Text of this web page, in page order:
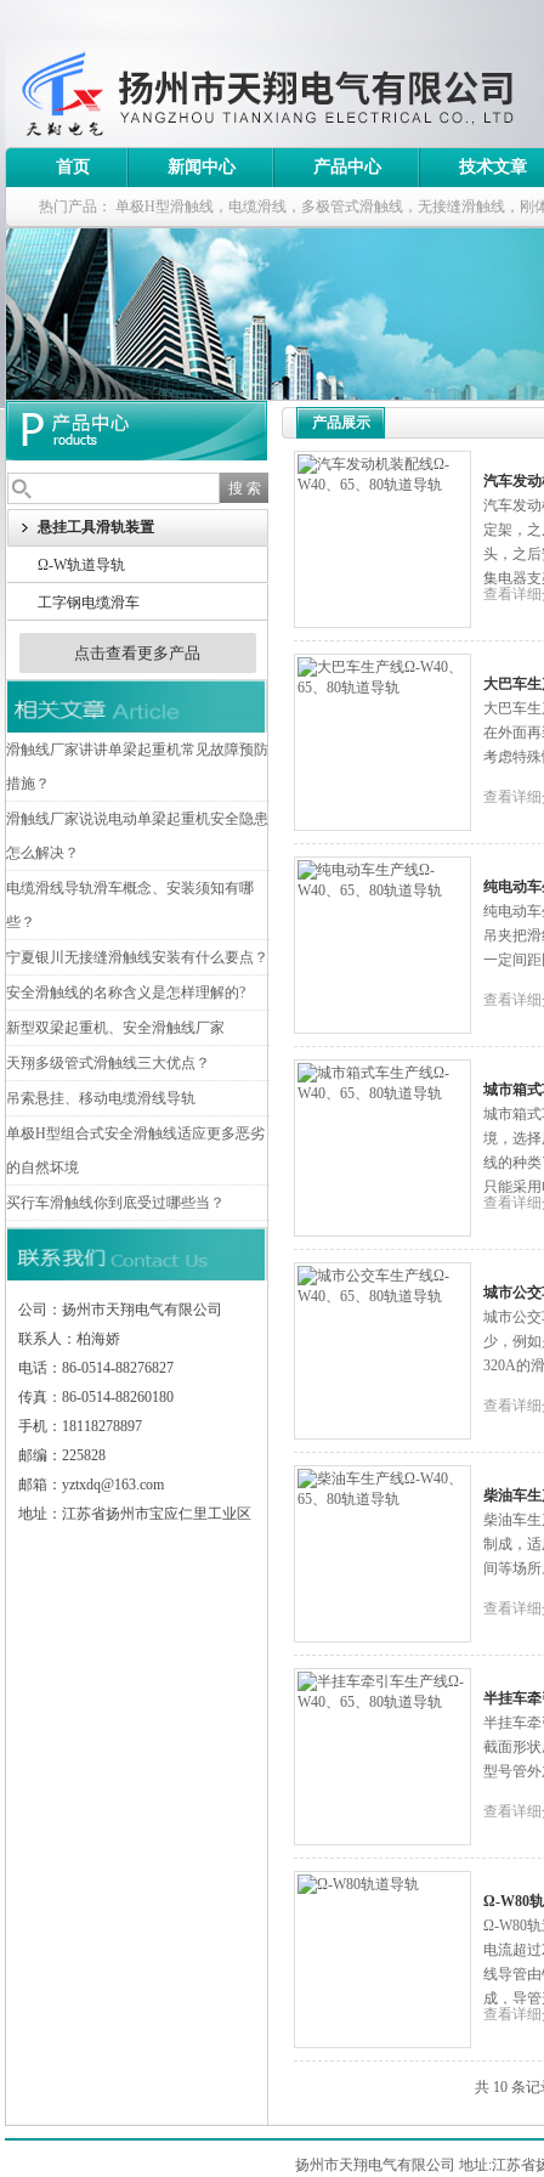
扬州市天翔电气有限公司
首页 新闻中心 产品中心 技术文章
热门产品： 单极H型滑触线，电缆滑线，多极管式滑触线，无接缝滑触线，刚
钢电缆滑车
悬挂工具滑轨装置
Ω-W轨道导轨
工字钢电缆滑车
点击查看更多产品
滑触线厂家讲讲单梁起重机常见故障预防
措施？
滑触线厂家说说电动单梁起重机安全隐患
怎么解决？
电缆滑线导轨滑车概念、安装须知有哪
些？
宁夏银川无接缝滑触线安装有什么要点？
安全滑触线的名称含义是怎样理解的?
新型双梁起重机、安全滑触线厂家
天翔多级管式滑触线三大优点？
吊索悬挂、移动电缆滑线导轨
单极H型组合式安全滑触线适应更多恶劣
的自然坏境
买行车滑触线你到底受过哪些当？
公司：扬州市天翔电气有限公司
联系人：柏海娇
电话：86-0514-88276827
传真：86-0514-88260180
手机：18118278897
邮编：225828
邮箱：yztxdq@163.com
地址：江苏省扬州市宝应仁里工业区
产品展示
汽车发
汽车发
定架，
头，之
集电器
查看详
大巴车
大巴车
在外面
考虑特
查看详
纯电动
纯电动
吊夹把
一定间
查看详
城市箱
城市箱
境，选
线的种
只能采
查看详
城市公
城市公
少，例
320A的
查看详
柴油车
柴油车
制成，
间等场
查看详
半挂车
半挂车
截面形
型号管
查看详
Ω-W80
Ω-W80
电流超
线导管
成，导
查看详
共 10 条
扬州市天翔电气有限公司 地址:江苏省